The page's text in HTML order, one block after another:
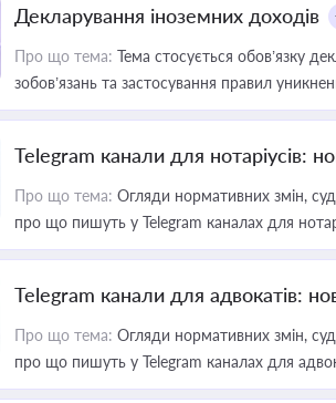
Декларування іноземних доходів
Про що тема: Тема стосується обов’язку
зобов’язань та застосування правил
Telegram канали для нотаріусів:
Про що тема: Огляди нормативних змін,
про що пишуть у Telegram каналах для
Telegram канали для адвокатів:
Про що тема: Огляди нормативних змін,
про що пишуть у Telegram каналах для